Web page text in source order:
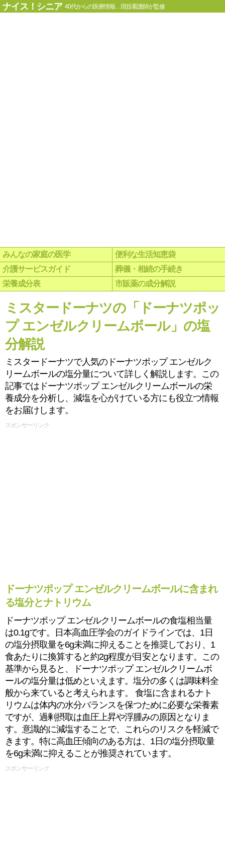
ナイス！シニア 40代からの医療情報…現役看護師が監修
みんなの家庭の医学
便利な生活知恵袋
介護サービスガイド
葬儀・相続の手続き
栄養成分表
市販薬の成分解説
ミスタードーナツの「ドーナツポッ
プ エンゼルクリームボール」の塩
分解説
ミスタードーナツで人気のドーナツポップ エンゼルク
リームボールの塩分量について詳しく解説します。この
記事ではドーナツポップ エンゼルクリームボールの栄
養成分を分析し、減塩を心がけている方にも役立つ情報
をお届けします。
スポンサーリンク
ドーナツポップ エンゼルクリームボールに含まれ
る塩分とナトリウム
ドーナツポップ エンゼルクリームボールの食塩相当量
は0.1gです。日本高血圧学会のガイドラインでは、1日
の塩分摂取量を6g未満に抑えることを推奨しており、1
食あたりに換算すると約2g程度が目安となります。この
基準から見ると、ドーナツポップ エンゼルクリームボ
ールの塩分量は低めといえます。塩分の多くは調味料全
般から来ていると考えられます。 食塩に含まれるナト
リウムは体内の水分バランスを保つために必要な栄養素
ですが、過剰摂取は血圧上昇や浮腫みの原因となりま
す。意識的に減塩することで、これらのリスクを軽減で
きます。特に高血圧傾向のある方は、1日の塩分摂取量
を6g未満に抑えることが推奨されています。
スポンサーリンク